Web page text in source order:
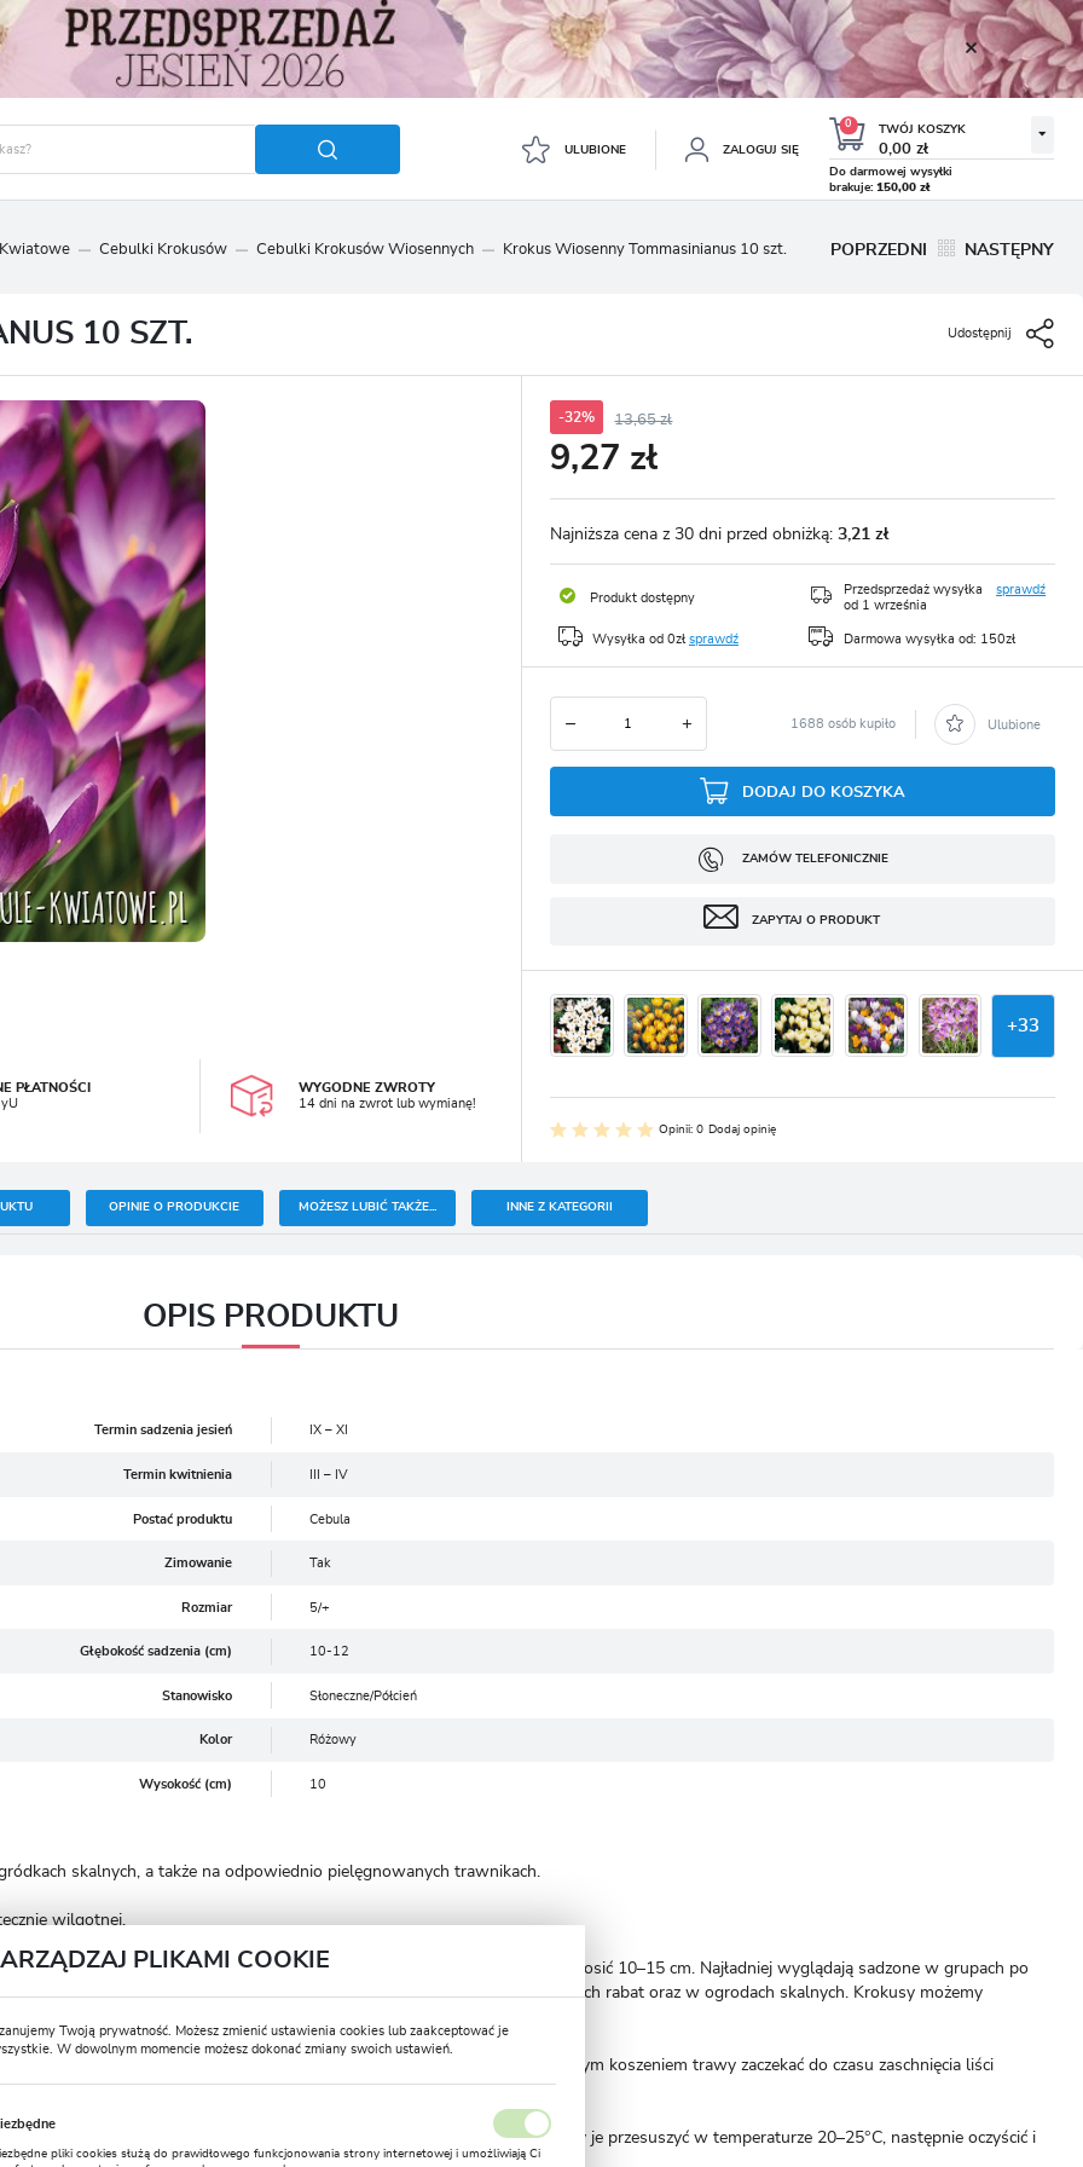
ULUBIONE ZALOGUJ SIĘ
Zapomniałem hasła
SIĘ
podgląd statusu realizacji zamówień
brak konieczności wprowadzania swoich danych przy kolejnych zakupach
0 TWÓJ KOSZYK
0,00 zł
8.99 zł 19.43 zł
KROKUS WIOSENNY MIX 50
19.99 zł 43.32 zł
Do darmowej wysyłki
brakuje: 150,00 zł
Cebulki Krokusów Cebulki Krokusów Wiosennych Krokus Wiosenny Tommasinianus 10 szt. POPRZEDNI NASTĘPNY
10 SZT. Udostępnij
PŁATNOŚCI
WYGODNE ZWROTY
14 dni na zwrot lub wymianę!
-32% 13,65 zł
9,27 zł
Najniższa cena z 30 dni przed obniżką: 3,21 zł
Produkt dostępny
Przedsprzedaż wysyłka
od 1 września
sprawdź
Wysyłka od 0zł sprawdź Darmowa wysyłka od: 150zł
1688 osób kupiło Ulubione
DODAJ DO KOSZYKA
ZAMÓW TELEFONICZNIE
ZAPYTAJ O PRODUKT
+33
Opinii: 0 Dodaj opinię
OPINIE O PRODUKCIE MOŻESZ LUBIĆ TAKŻE... INNE Z KATEGORII
OPIS PRODUKTU
Termin sadzenia jesień IX – XI
Termin kwitnienia III – IV
Postać produktu Cebula
Zimowanie Tak
Rozmiar 5/+
Głębokość sadzenia (cm) 10-12
Stanowisko Słoneczne/Półcień
Kolor Różowy
Wysokość (cm) 10
skalnych, a także na odpowiednio pielęgnowanych trawnikach.
wilgotnej.
na głębokość około 5-10 cm. Odstęp między bulwami powinien wynosić 10–15 cm. Najładniej wyglądają sadzone w grupach po
kilka lat tworzą gęste kępy. Sadzi się je pod drzewami i krzewami, na brzegach rabat oraz w ogrodach skalnych. Krokusy możemy
intensywnego wzrostu. Jeśli rosną na trawniku pamiętamy aby z pierwszym koszeniem trawy zaczekać do czasu zaschnięcia liści
należy jednak poczekać, aż liście zaczną zasychać. Po wykopaniu należy je przesuszyć w temperaturze 20–25°C, następnie oczyścić i
przechowuje się w przewiewnym miejscu.
PLIKAMI COOKIE
Twoją prywatność. Możesz zmienić ustawienia cookies lub zaakceptować je
W dowolnym momencie możesz dokonać zmiany swoich ustawień.
pliki cookies służą do prawidłowego funkcjonowania strony internetowej i umożliwiają Ci